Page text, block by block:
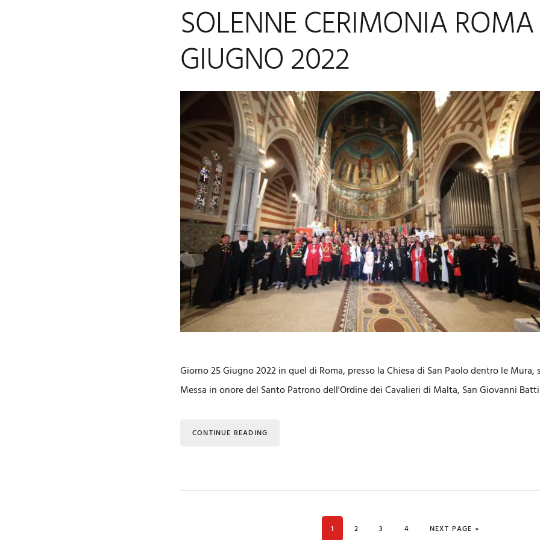
SOLENNE CERIMONIA
GIUGNO 2022
Giorno 25 Giugno 2022 in quel di Roma, presso la Chiesa di San Paolo dentro le Mura,
Messa in onore del Santo Patrono dell'Ordine dei Cavalieri di Malta, San Giovanni
CONTINUE READING
PAGE
1 PAGE
2 PAGE
3 PAGE
4 GO TO
NEXT PAGE »